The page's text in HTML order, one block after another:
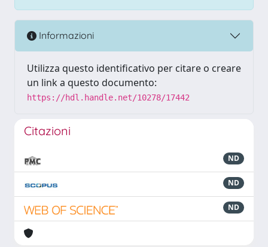
Informazioni
Utilizza questo identificativo per citare o creare
un link a questo documento:
https://hdl.handle.net/10278/17442
Citazioni
ND
ND
ND